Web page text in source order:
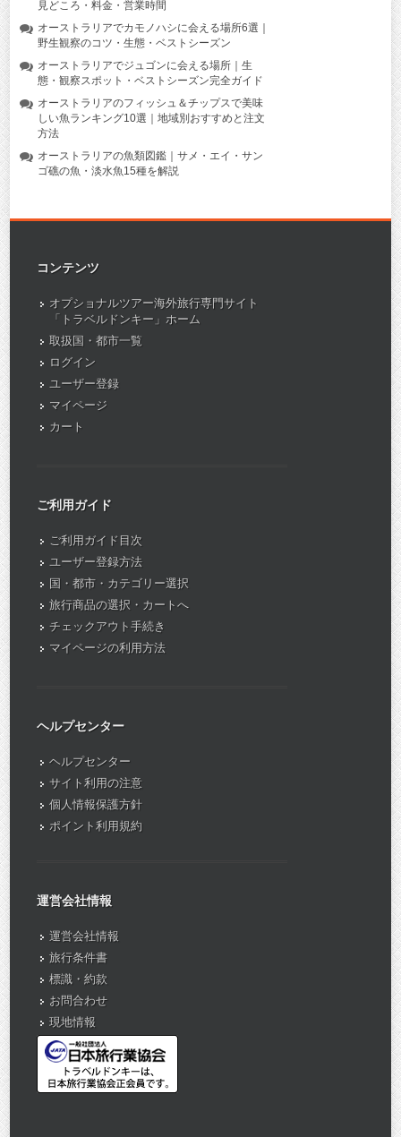
見どころ・料金・営業時間
オーストラリアでカモノハシに会える場所6選｜
野生観察のコツ・生態・ベストシーズン
オーストラリアでジュゴンに会える場所｜生
態・観察スポット・ベストシーズン完全ガイド
オーストラリアのフィッシュ＆チップスで美味
しい魚ランキング10選｜地域別おすすめと注文
方法
オーストラリアの魚類図鑑｜サメ・エイ・サン
ゴ礁の魚・淡水魚15種を解説
コンテンツ
オプショナルツアー海外旅行専門サイト
「トラベルドンキー」ホーム
取扱国・都市一覧
ログイン
ユーザー登録
マイページ
カート
ご利用ガイド
ご利用ガイド目次
ユーザー登録方法
国・都市・カテゴリー選択
旅行商品の選択・カートへ
チェックアウト手続き
マイページの利用方法
ヘルプセンター
ヘルプセンター
サイト利用の注意
個人情報保護方針
ポイント利用規約
運営会社情報
運営会社情報
旅行条件書
標識・約款
お問合わせ
現地情報